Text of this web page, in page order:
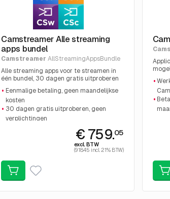
Camstreamer Alle streaming
apps bundel
Camstreamer AllStreamingAppsBundle
Alle streaming apps voor te streamen in
één bundel, 30 dagen gratis uitproberen
zonder verplichtingen, Eenmalige kosten
Eenmalige betaling, geen maandelijkse
kosten
30 dagen gratis uitproberen, geen
verplichtingen
Stream vanaf elke locatie€ 759.05
excl. BTW
(918.45 incl. 21% BTW)